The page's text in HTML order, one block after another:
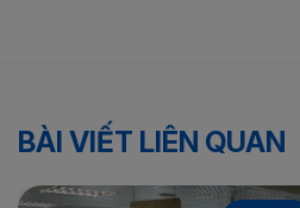
BÀI VIẾT LIÊN QUAN